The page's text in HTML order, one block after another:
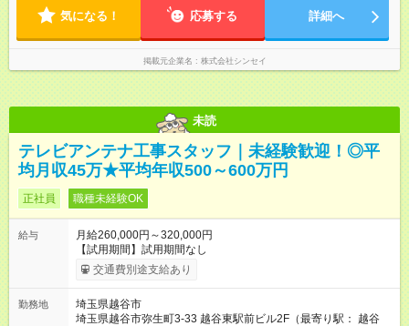
が、その際は平日に代休を取得可能です。しっかり稼ぎたい方
せて選べます。
気になる！ 応募する 詳細へ
掲載元企業名 株式会社シンセイ
未読
テレビアンテナ工事スタッフ｜未経験歓迎！◎平
均月収45万★平均年収500～600万円
正社員 職種未経験OK
給与
月給260,000円～320,000円
【試用期間】試用期間なし
交通費別途支給あり
勤務地
埼玉県越谷市
埼玉県越谷市弥生町3-33 越谷東駅前ビル2F（最寄り駅： 越谷